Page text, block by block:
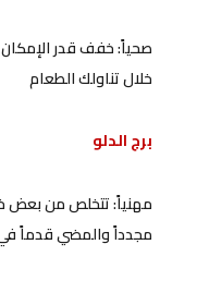
صحياً: خفف قدر الإمكان
خلال تناولك الطعام
برج الدلو
مهنياً: تتخلص من بعض
مجدداً والمضي قدماً